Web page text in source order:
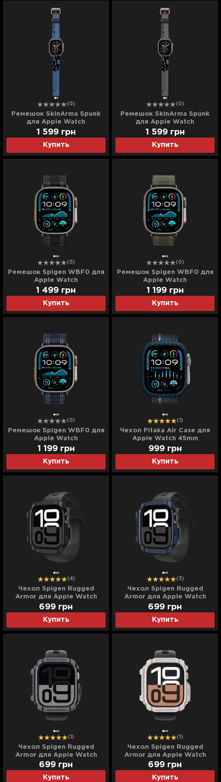
(0)
Ремешок SkinArma Spunk
для Apple Watch
44/45/46/49mm (Blue)
Купить
1 599 грн
(0)
Ремешок SkinArma Spunk
для Apple Watch
44/45/46/49mm (Pewter
Green)
Купить
1 599 грн
(0)
Ремешок Spigen WBF0 для
Apple Watch
44/45/46/49mm (Black)
Купить
1 499 грн
(0)
Ремешок Spigen WBF0 для
Apple Watch
44/45/46/49mm (Green)
Купить
1 199 грн
(0)
Ремешок Spigen WBF0 для
Apple Watch
44/45/46/49mm (Navy)
Купить
1 199 грн
(1)
Чехол Pitaka Air Case для
Apple Watch 45mm
(Black/Blue Twill)
Купить
999 грн
(4)
Чехол Spigen Rugged
Armor для Apple Watch
2024 42mm (Matte Black)
Купить
699 грн
(3)
Чехол Spigen Rugged
Armor для Apple Watch
2024 42mm (Navy Blue)
Купить
699 грн
(1)
Чехол Spigen Rugged
Armor для Apple Watch
2024 46mm (Dark Gray)
Купить
699 грн
(1)
Чехол Spigen Rugged
Armor для Apple Watch
2024 46mm (Dune Beige)
Купить
699 грн